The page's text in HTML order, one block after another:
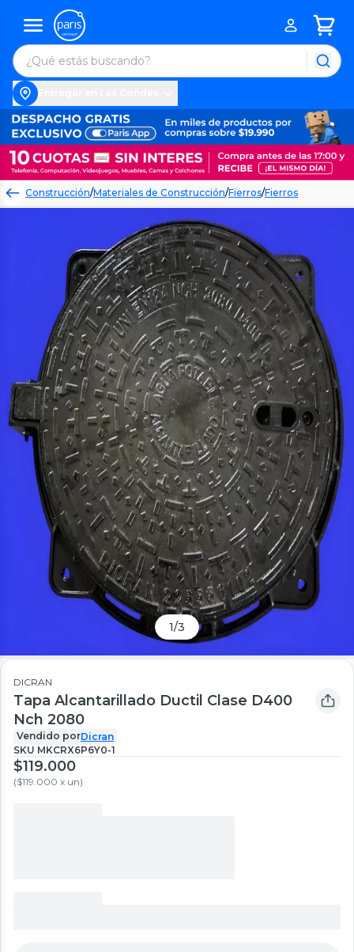
Construcción/Materiales de Construcción/Fierros/Fierros
1/3
DICRAN
Tapa Alcantarillado Ductil Clase D400
Nch 2080
Vendido porDicran
SKU MKCRX6P6Y0-1
$119.000
($119.000 x un)